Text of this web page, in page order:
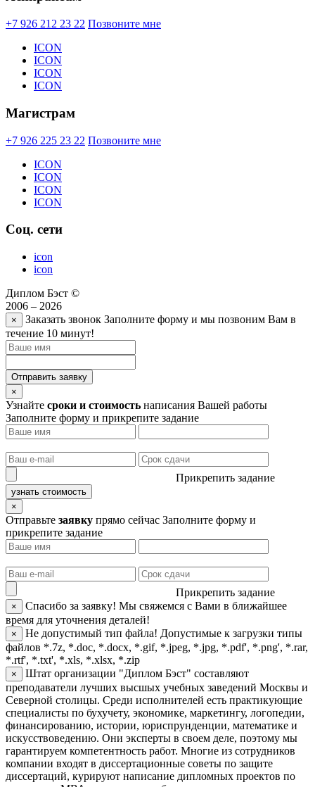
+7 926 212 23 22 Позвоните мне
ICON
ICON
ICON
ICON
Магистрам
+7 926 225 23 22 Позвоните мне
ICON
ICON
ICON
ICON
Соц. сети
icon
icon
Диплом Бэст ©
2006 – 2026
× Заказать звонок Заполните форму и мы позвоним Вам в
течение 10 минут!
Отправить заявку
×
Узнайте сроки и стоимость написания Вашей работы
Заполните форму и прикрепите задание
Прикрепить задание
узнать стоимость
×
Отправьте заявку прямо сейчас Заполните форму и
прикрепите задание
Прикрепить задание
× Спасибо за заявку! Мы свяжемся с Вами в ближайшее
время для уточнения деталей!
× Не допустимый тип файла! Допустимые к загрузки типы
файлов *.7z, *.doc, *.docx, *.gif, *.jpeg, *.jpg, *.pdf', *.png', *.rar,
*.rtf', *.txt', *.xls, *.xlsx, *.zip
×
Штат организации "Диплом Бэст" составляют
преподаватели лучших высшых учебных заведений Москвы и
Северной столицы. Среди исполнителей есть практикующие
специалисты по бухучету, экономике, маркетингу, логопедии,
финансированию, истории, юриспрунденции, математике и
искусствоведению. Они эксперты в своем деле, поэтому мы
гарантируем компетентность работ. Многие из сотрудников
компании входят в диссертационные советы по защите
диссертаций, курируют написание дипломных проектов по